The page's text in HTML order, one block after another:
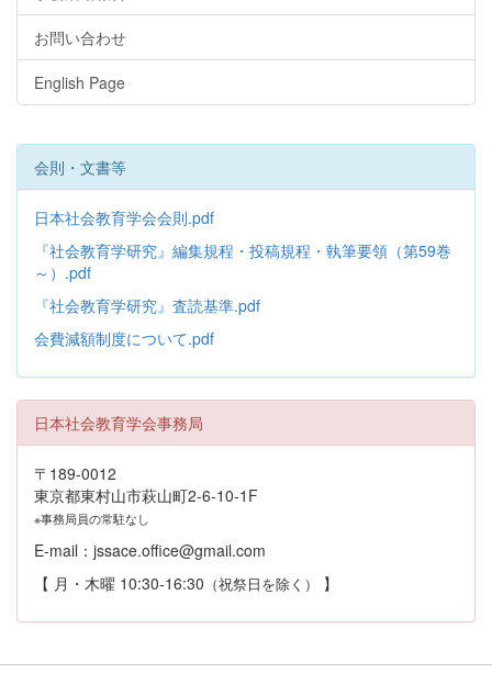
お問い合わせ
English Page
会則・文書等
日本社会教育学会会則.pdf
『社会教育学研究』編集規程・投稿規程・執筆要領（第59巻
～）.pdf
『社会教育学研究』査読基準.pdf
会費減額制度について.pdf
日本社会教育学会事務局
〒189-0012
東京都東村山市萩山町2-6-10-1F
※事務局員の常駐なし
E-mail：jssace.office@gmail.com
【 月・木曜 10:30-16:30 （祝祭日を除く） 】